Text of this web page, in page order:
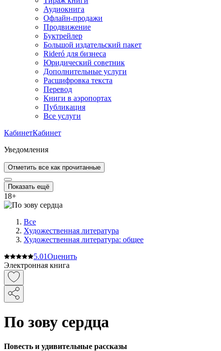
Аудиокнига
Офлайн-продажи
Продвижение
Буктрейлер
Большой издательский пакет
Rideró для бизнеса
Юридический советник
Дополнительные услуги
Расшифровка текста
Перевод
Книги в аэропортах
Публикация
Все услуги
КабинетКабинет
Уведомления
Отметить все как прочитанные
Показать ещё
18+
Все
Художественная литература
Художественная литература: общее
5.01Оценить
Электронная книга
По зову сердца
Повесть и удивительные рассказы